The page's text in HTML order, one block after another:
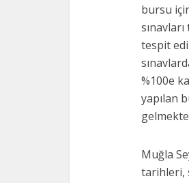
bursu
tespit
%100e
yapılan
Muğla
tarihleri,